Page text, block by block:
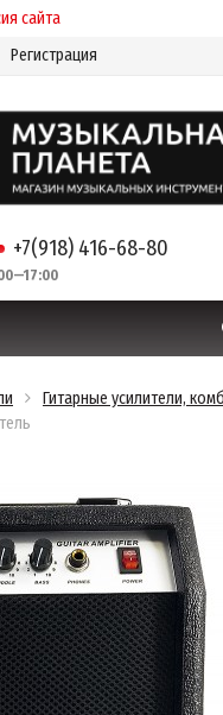
сайта
Регистрация
+7(918) 416-68-80
Гитарные усилители,